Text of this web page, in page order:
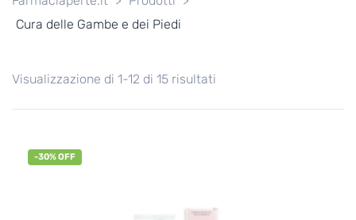
Cura delle Gambe e dei Piedi
Visualizzazione di 1-12 di 15 risultati
-30% OFF